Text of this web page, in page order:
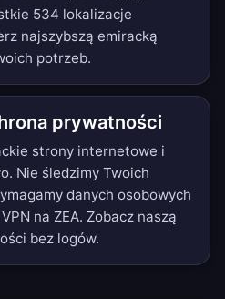
534 lokalizacje
najszybszą emiracką
potrzeb.
prywatności
strony internetowe i
Nie śledzimy Twoich
danych osobowych
na ZEA. Zobacz naszą
bez logów.